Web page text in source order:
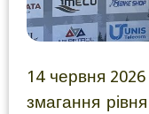
14 червня
змагання